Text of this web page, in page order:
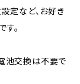
定など、お好き
。
池交換は不要で